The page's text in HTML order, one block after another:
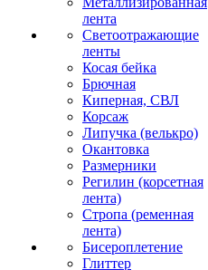
лента
Светоотражающие
ленты
Косая бейка
Брючная
Киперная, СВЛ
Корсаж
Липучка (велькро)
Окантовка
Размерники
Регилин (корсетная
лента)
Стропа (ременная
лента)
Бисероплетение
Глиттер